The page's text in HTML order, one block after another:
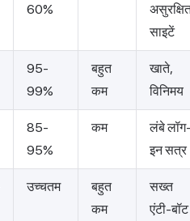
60%
साइटें
95-
99%
बहुत
कम
खाते,
विनिमय
85-
95%
कम
लंबे
इन सत्र
उच्चतम
बहुत
कम
सख्त
एंटी-बॉट